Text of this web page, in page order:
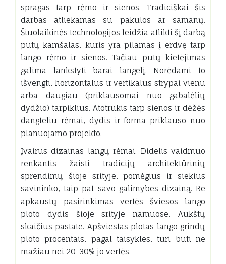
spragas tarp rėmo ir sienos. Tradiciškai šis
darbas atliekamas su pakulos ar samanų.
Šiuolaikinės technologijos leidžia atlikti šį darbą
putų kamšalas, kuris yra pilamas į erdvę tarp
lango rėmo ir sienos. Tačiau putų kietėjimas
galima lankstyti barai langelį. Norėdami to
išvengti, horizontalūs ir vertikalūs strypai vienu
arba daugiau (priklausomai nuo gabalėlių
dydžio) tarpiklius. Atotrūkis tarp sienos ir dėžės
dangteliu rėmai, dydis ir forma priklauso nuo
planuojamo projekto.
Įvairus dizainas langų rėmai. Didelis vaidmuo
renkantis žaisti tradicijų architektūrinių
sprendimų šioje srityje, pomėgius ir siekius
savininko, taip pat savo galimybes dizainą. Be
apkaustų pasirinkimas vertės šviesos lango
ploto dydis šioje srityje namuose, Aukštų
skaičius pastate. Apšviestas plotas lango grindų
ploto procentais, pagal taisykles, turi būti ne
mažiau nei 20-30% jo vertės.